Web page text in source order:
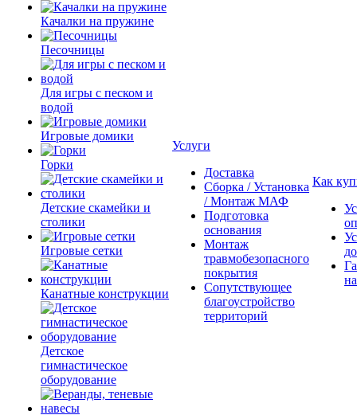
Качалки на пружине
Песочницы
Для игры с песком и
водой
Игровые домики
Горки
Детские скамейки и
столики
Игровые сетки
Канатные конструкции
Детское
гимнастическое
оборудование
Услуги
Доставка
Сборка / Установка
/ Монтаж МАФ
Подготовка
основания
Монтаж
травмобезопасного
покрытия
Сопутствующее
благоустройство
территорий
Как